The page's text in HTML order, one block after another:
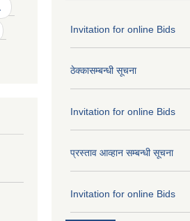
Invitation for online Bids
ठेक्कासम्बन्धी सूचना
Invitation for online Bids
प्रस्ताव आव्हान सम्बन्धी सूचना
Invitation for online Bids